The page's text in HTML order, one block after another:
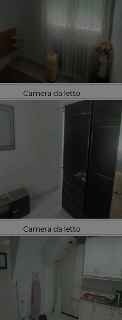
Camera da letto
Camera da letto